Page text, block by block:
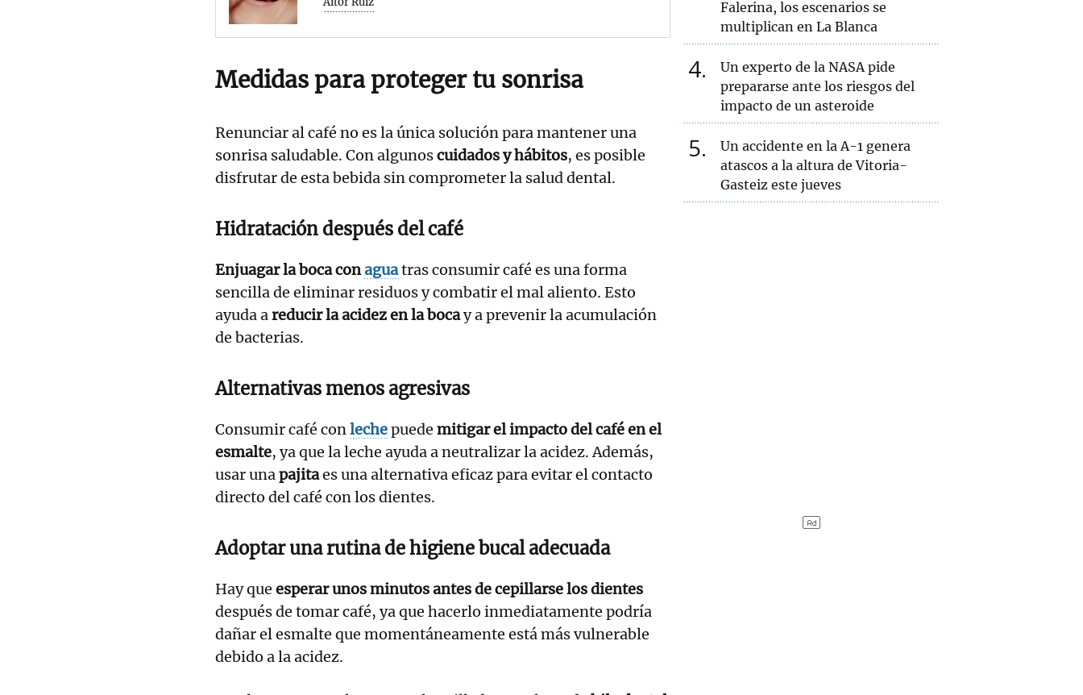
Medidas para proteger tu sonrisa
Renunciar al café no es la única solución para mantener una
sonrisa saludable. Con algunoscuidados y hábitos, es posible
disfrutar de esta bebida sin comprometer la salud dental.
Hidratación después del café
Enjuagar la boca conaguatras consumir café es una forma
sencilla de eliminar residuos y combatir el mal aliento. Esto
ayuda areducir la acidez en la bocay a prevenir la acumulación
de bacterias.
Alternativas menos agresivas
Consumir café conlechepuede mitigar el impacto del café en el
esmalte, ya que la leche ayuda a neutralizar la acidez. Además,
usar unapajitaes una alternativa eficaz para evitar el contacto
directo del café con los dientes.
Adoptar una rutina de higiene bucal adecuada
Hay que esperar unos minutos antes de cepillarse los dientes
después de tomar café, ya que hacerlo inmediatamente podría
dañar el esmalte que momentáneamente está más vulnerable
debido a la acidez.
Falerina, los escenarios se
multiplican en La Blanca
4
Un experto de la NASA pide
prepararse ante los riesgos del
impacto de un asteroide
5
Un accidente en la A-1 genera
atascos a la altura de Vitoria-
Gasteiz este jueves